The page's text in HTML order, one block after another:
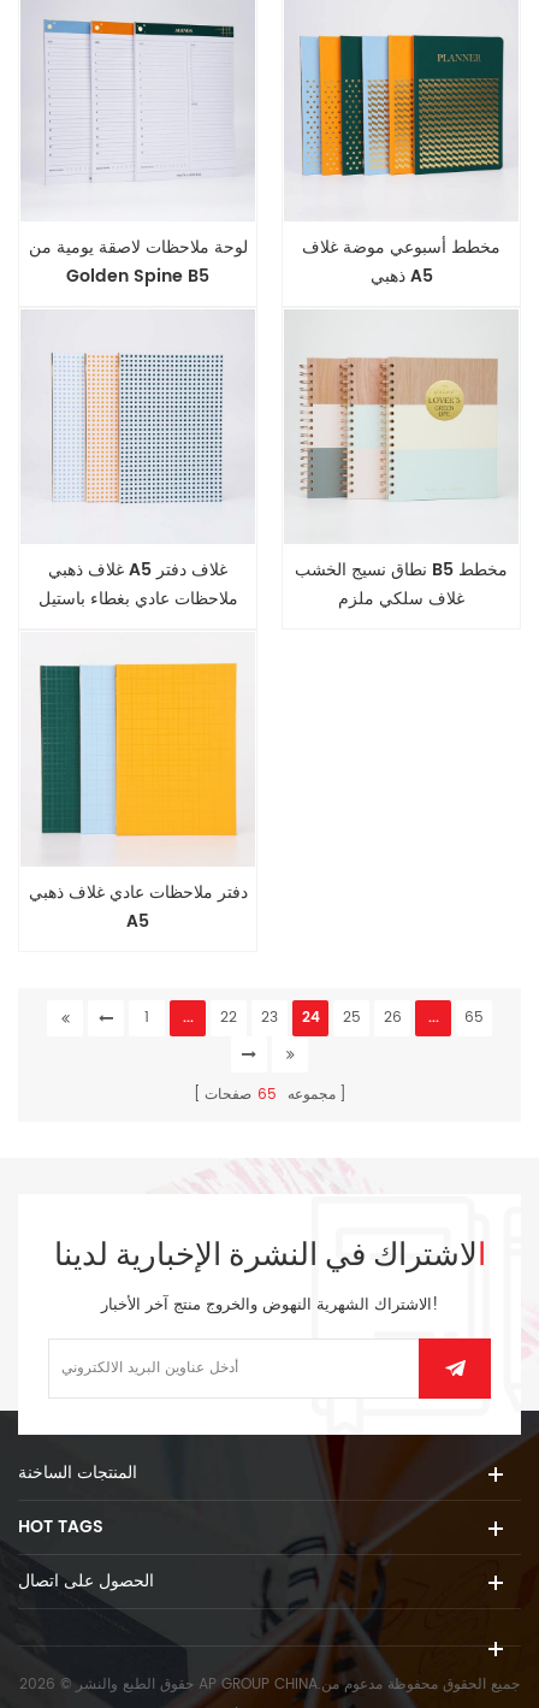
لوحة ملاحظات لاصقة يومية من
Golden Spine B5
مخطط أسبوعي موضة غلاف
ذهبي A5
غلاف ذهبي A5 غلاف دفتر
ملاحظات عادي بغطاء باستيل
نطاق نسيج الخشب B5 مخطط
غلاف سلكي ملزم
دفتر ملاحظات عادي غلاف ذهبي
A5
1 ... 22 23 24 25 26 ... 65
مجموعه 65 صفحات
الاشتراك في النشرة الإخبارية لدينا
الاشتراك الشهرية النهوض والخروج منتج آخر الأخبار!
المنتجات الساخنة
HOT TAGS
الحصول على اتصال
حقوق الطبع والنشر © 2026 AP GROUP CHINA.جميع الحقوق محفوظة مدعوم من